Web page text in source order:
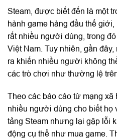
Steam, được biết đến là một
hành game hàng đầu thế
rất nhiều người dùng, trong
Việt Nam. Tuy nhiên, gần
ra khiến nhiều người không
các trò chơi như thường lệ
Theo các báo cáo từ mạng xã
nhiều người dùng cho biết họ
tảng Steam nhưng lại gặp lỗi
động cụ thể như mua game.